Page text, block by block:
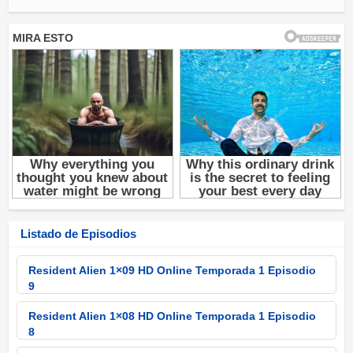
Listado de Episodios
Resident Alien 1×09 HD Online Temporada 1 Episodio
9
Resident Alien 1×08 HD Online Temporada 1 Episodio
8